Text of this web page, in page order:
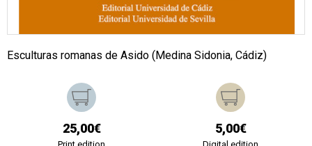
Esculturas romanas de Asido (Medina Sidonia, Cádiz)
25,00€ 5,00€